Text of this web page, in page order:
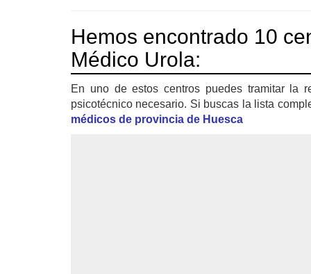
Hemos encontrado 10
Médico Urola:
En uno de estos centros puedes tramitar la
psicotécnico necesario. Si buscas la lista
médicos de provincia de Huesca